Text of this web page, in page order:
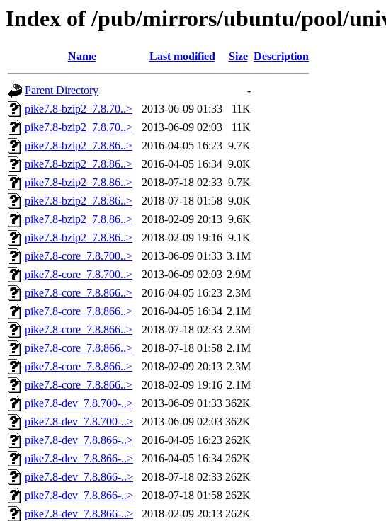
Index of /pub/mirrors/ubuntu/pool/
Name Last modified Size Description
Parent Directory
-
pike7.8-bzip2_7.8.70..>
2013-06-09 01:33
11K
pike7.8-bzip2_7.8.70..>
2013-06-09 02:03
11K
pike7.8-bzip2_7.8.86..>
2016-04-05 16:23 9.7K
pike7.8-bzip2_7.8.86..>
2016-04-05 16:34 9.0K
pike7.8-bzip2_7.8.86..>
2018-07-18 02:33 9.7K
pike7.8-bzip2_7.8.86..>
2018-07-18 01:58 9.0K
pike7.8-bzip2_7.8.86..>
2018-02-09 20:13 9.6K
pike7.8-bzip2_7.8.86..>
2018-02-09 19:16 9.1K
pike7.8-core_7.8.700..>
2013-06-09 01:33 3.1M
pike7.8-core_7.8.700..>
2013-06-09 02:03 2.9M
pike7.8-core_7.8.866..>
2016-04-05 16:23 2.3M
pike7.8-core_7.8.866..>
2016-04-05 16:34 2.1M
pike7.8-core_7.8.866..>
2018-07-18 02:33 2.3M
pike7.8-core_7.8.866..>
2018-07-18 01:58 2.1M
pike7.8-core_7.8.866..>
2018-02-09 20:13 2.3M
pike7.8-core_7.8.866..>
2018-02-09 19:16 2.1M
pike7.8-dev_7.8.700-..>
2013-06-09 01:33 362K
pike7.8-dev_7.8.700-..>
2013-06-09 02:03 362K
pike7.8-dev_7.8.866-..>
2016-04-05 16:23 262K
pike7.8-dev_7.8.866-..>
2016-04-05 16:34 262K
pike7.8-dev_7.8.866-..>
2018-07-18 02:33 262K
pike7.8-dev_7.8.866-..>
2018-07-18 01:58 262K
pike7.8-dev_7.8.866-..>
2018-02-09 20:13 262K